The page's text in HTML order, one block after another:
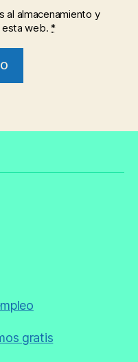
al almacenamiento y
esta web.*
gratis